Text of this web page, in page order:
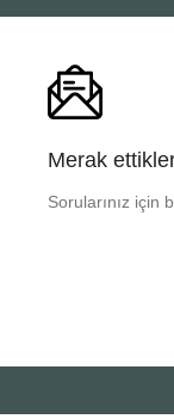
Merak
Sorularınız için